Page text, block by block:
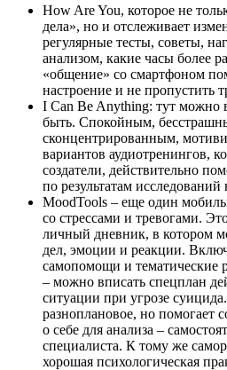
How Are You, которое не
дела», но и отслеживает
регулярные тесты, советы,
анализом, какие часы более
«общение» со смартфоном
настроение и не пропустить
I Can Be Anything: тут можно
быть. Спокойным,
сконцентрированным,
вариантов аудиотренингов,
создатели, действительно
по результатам
MoodTools – еще один
со стрессами и тревогами.
личный дневник, в котором
дел, эмоции и реакции.
самопомощи и тематические
– можно вписать спецплан
ситуации при угрозе
разноплановое, но помогает
о себе для анализа –
специалиста. К тому же
хорошая психологическая